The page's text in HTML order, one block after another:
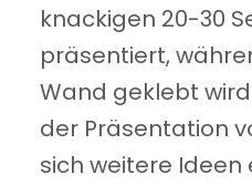
knackigen 20-30
präsentiert,
Wand geklebt
der Präsentation
sich weitere Ideen